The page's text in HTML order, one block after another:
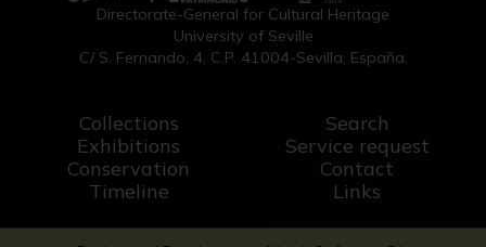
Directorate-General for Cultural Heritage
University of Seville
C/ S. Fernando, 4, C.P. 41004-Sevilla, España.
Collections
Exhibitions
Conservation
Timeline
Search
Service request
Contact
Links